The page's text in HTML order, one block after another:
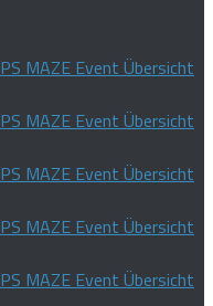
MAZE Event Übersicht
MAZE Event Übersicht
MAZE Event Übersicht
MAZE Event Übersicht
MAZE Event Übersicht